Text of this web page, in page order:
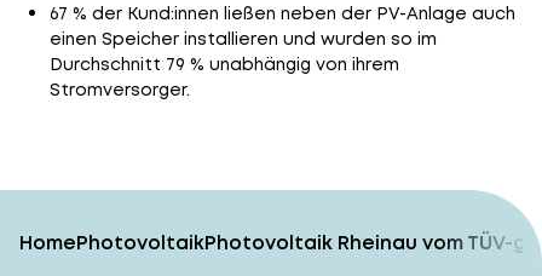
67 % der Kund:innen ließen neben der PV-Anlage auch
einen Speicher installieren und wurden so im
Durchschnitt 79 % unabhängig von ihrem
Stromversorger.
HomePhotovoltaikPhotovoltaik Rheinau vom TÜV-